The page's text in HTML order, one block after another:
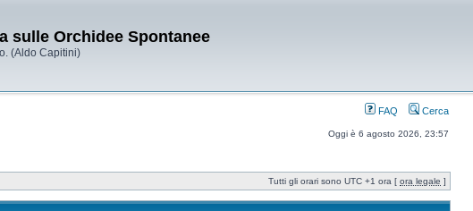
sulle Orchidee Spontanee
(Aldo Capitini)
FAQ Cerca
Oggi è 6 agosto 2026, 23:57
Tutti gli orari sono UTC +1 ora [ ora legale ]